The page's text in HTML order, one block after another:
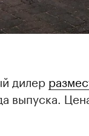
дилер
выпуска.